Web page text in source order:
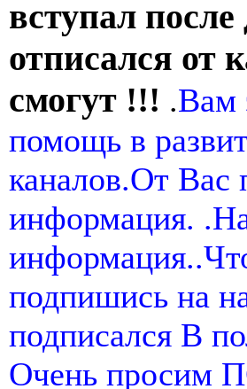
вступал
отписался от
смогут !!! .Вам
помощь в
каналов.От Вас
информация.
подпишись на
подписался В
Очень